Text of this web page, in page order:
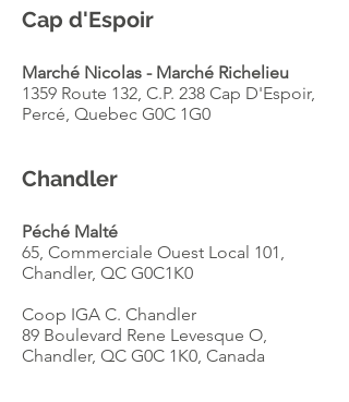
Cap d'Espoir
Marché Nicolas - Marché Richelieu
1359 Route 132, C.P. 238 Cap D'Espoir,
Percé, Quebec G0C 1G0
Chandler
Péché Malté
65, Commerciale Ouest Local 101,
Chandler, QC G0C1K0
Coop IGA C. Chandler
89 Boulevard Rene Levesque O,
Chandler, QC G0C 1K0, Canada